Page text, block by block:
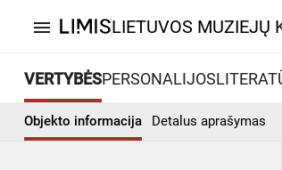
menu LIETUVOS MUZIEJŲ
VERTYBĖSPERSONALIJOS
Objekto informacija Detalus aprašymas